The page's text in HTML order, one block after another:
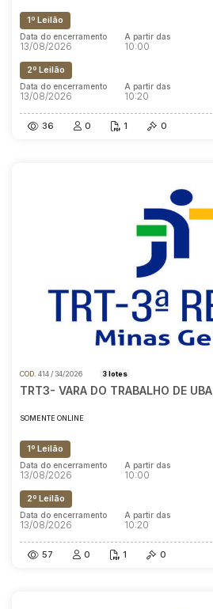
1º Leilão
Data do encerramento
13/08/2026
A partir das
10:00
2º Leilão
Data do encerramento
13/08/2026
A partir das
10:20
36 0 1 0
COD. 414 / 34/2026 3 lotes
TRT3- VARA DO TRABALHO DE UBA
SOMENTE ONLINE
1º Leilão
Data do encerramento
13/08/2026
A partir das
10:00
2º Leilão
Data do encerramento
13/08/2026
A partir das
10:20
57 0 1 0